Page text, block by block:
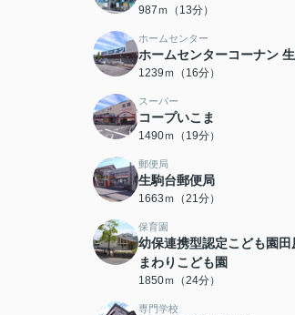
987ｍ（13分）
ホームセンター
ホームセンターコーナン
1239ｍ（16分）
スーパー
コープいこま
1490ｍ（19分）
郵便局
生駒台郵便局
1663ｍ（21分）
保育園
幼保連携型認定こども園田
まわりこども園
1850ｍ（24分）
専門学校